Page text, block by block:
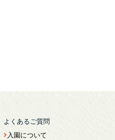
よくあるご質問
入園について